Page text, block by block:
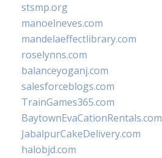
stsmp.org
manoelneves.com
mandelaeffectlibrary.com
roselynns.com
balanceyoganj.com
salesforceblogs.com
TrainGames365.com
BaytownEvaCationRentals.com
JabalpurCakeDelivery.com
halobjd.com